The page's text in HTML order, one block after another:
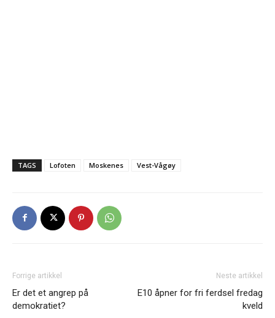
TAGS Lofoten Moskenes Vest-Vågøy
Forrige artikkel
Er det et angrep på
demokratiet?
Neste artikkel
E10 åpner for fri ferdsel fredag
kveld